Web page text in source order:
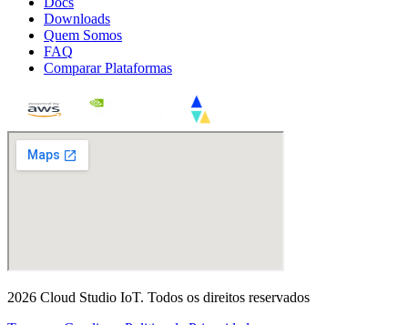
Downloads
Quem Somos
FAQ
Comparar Plataformas
2026 Cloud Studio IoT. Todos os direitos reservados